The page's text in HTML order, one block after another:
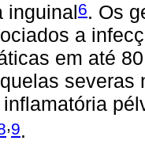
inguinal6. Os
a
em até
severas
,9.